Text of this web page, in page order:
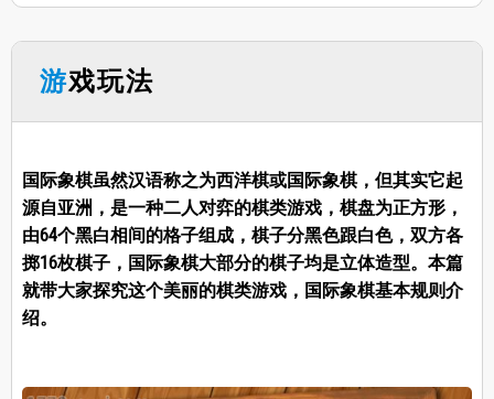
游戏玩法
国际象棋虽然汉语称之为西洋棋或国际象棋，但其实它起
源自亚洲，是一种二人对弈的棋类游戏，棋盘为正方形，
由64个黑白相间的格子组成，棋子分黑色跟白色，双方各
掷16枚棋子，国际象棋大部分的棋子均是立体造型。本篇
就带大家探究这个美丽的棋类游戏，国际象棋基本规则介
绍。